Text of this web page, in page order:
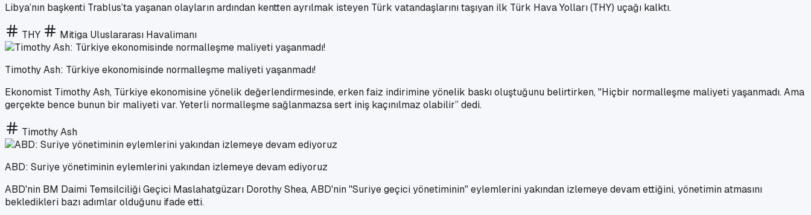
Libya’nın başkenti Trablus’ta yaşanan olayların ardından kentten ayrılmak isteyen Türk vatandaşlarını taşıyan ilk Türk Hava Yolları (THY) uçağı kalktı.
THY Mitiga Uluslararası Havalimanı
Timothy Ash: Türkiye ekonomisinde normalleşme maliyeti yaşanmadı!
Ekonomist Timothy Ash, Türkiye ekonomisine yönelik değerlendirmesinde, erken faiz indirimine yönelik baskı oluştuğunu belirtirken, "Hiçbir normalleşme maliyeti yaşanmadı. Ama
gerçekte bence bunun bir maliyeti var. Yeterli normalleşme sağlanmazsa sert iniş kaçınılmaz olabilir” dedi.
Timothy Ash
ABD: Suriye yönetiminin eylemlerini yakından izlemeye devam ediyoruz
ABD'nin BM Daimi Temsilciliği Geçici Maslahatgüzarı Dorothy Shea, ABD'nin "Suriye geçici yönetiminin" eylemlerini yakından izlemeye devam ettiğini, yönetimin atmasını
bekledikleri bazı adımlar olduğunu ifade etti.